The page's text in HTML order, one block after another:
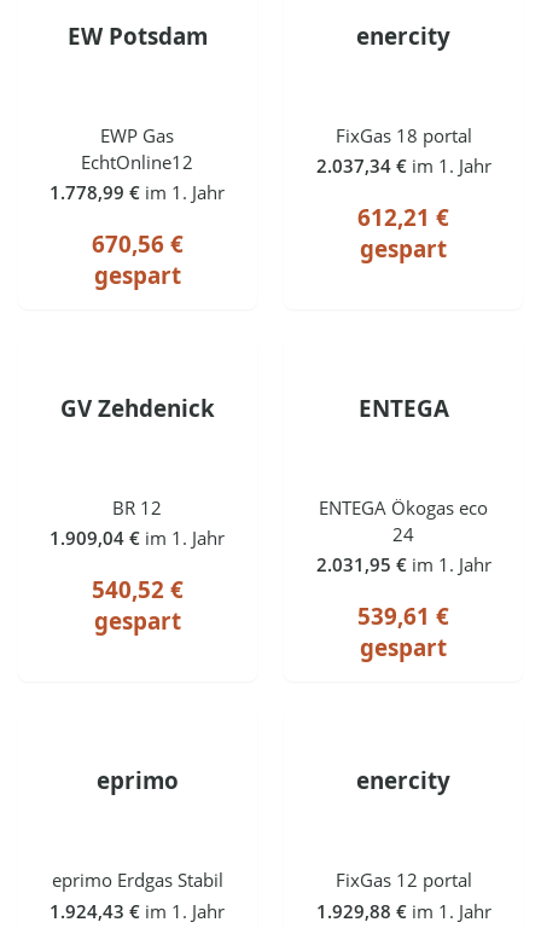
EW Potsdam
EWP Gas
EchtOnline12
1.778,99 € im 1. Jahr
670,56 €
gespart
enercity
FixGas 18 portal
2.037,34 € im 1. Jahr
612,21 €
gespart
GV Zehdenick
BR 12
1.909,04 € im 1. Jahr
540,52 €
gespart
ENTEGA
ENTEGA Ökogas eco
24
2.031,95 € im 1. Jahr
539,61 €
gespart
eprimo
eprimo Erdgas Stabil
1.924,43 € im 1. Jahr
enercity
FixGas 12 portal
1.929,88 € im 1. Jahr